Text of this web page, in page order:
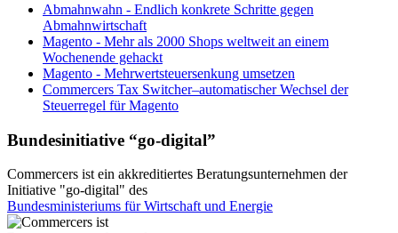
Abmahnwahn - Endlich konkrete Schritte gegen
Abmahnwirtschaft
Magento - Mehr als 2000 Shops weltweit an einem
Wochenende gehackt
Magento - Mehrwertsteuersenkung umsetzen
Commercers Tax Switcher–automatischer Wechsel der
Steuerregel für Magento
Bundesinitiative “go-digital”
Commercers ist ein akkreditiertes Beratungsunternehmen der
Initiative "go-digital" des
Bundesministeriums für Wirtschaft und Energie